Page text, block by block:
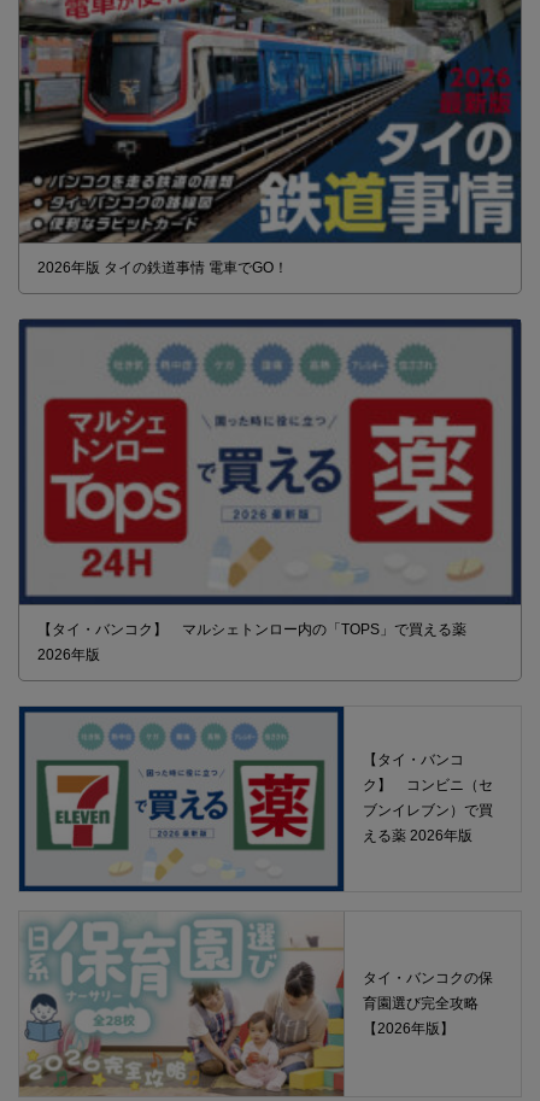
2026年版 タイの鉄道事情 電車でGO！
【タイ・バンコク】 マルシェトンロー内の「TOPS」で買える薬
2026年版
【タイ・バンコ
ク】 コンビニ（セ
ブンイレブン）で買
える薬 2026年版
タイ・バンコクの保
育園選び完全攻略
【2026年版】